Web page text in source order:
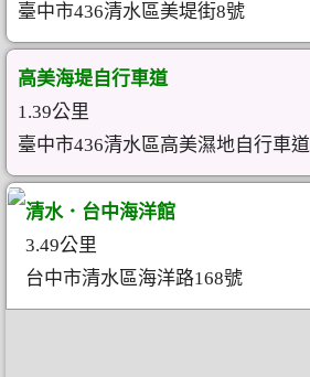
臺中市436清水區美堤街8號
高美海堤自行車道
1.39公里
臺中市436清水區高美濕地自行車道
清水．台中海洋館
3.49公里
台中市清水區海洋路168號